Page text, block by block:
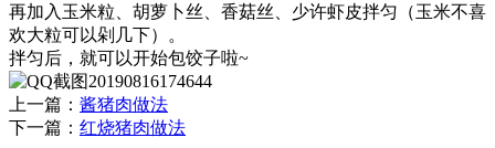
再加入玉米粒、胡萝卜丝、香菇丝、少许虾皮拌匀（玉米不喜
欢大粒可以剁几下）。
拌匀后，就可以开始包饺子啦~
上一篇： 酱猪肉做法
下一篇： 红烧猪肉做法